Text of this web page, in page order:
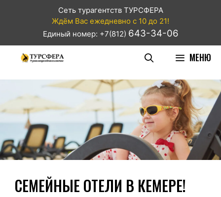
Сеть турагентств ТУРСФЕРА
Ждём Вас ежедневно с 10 до 21!
Единый номер: +7(812) 643-34-06
МЕНЮ
СЕМЕЙНЫЕ ОТЕЛИ В КЕМЕРЕ!